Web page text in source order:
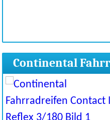
Continental
Reflex 3/180